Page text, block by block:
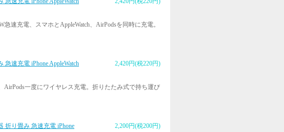
急速充電、スマホとAppleWatch、AirPodsを同時に充電。
2,420円(税220円)
急速充電 iPhone AppleWatch
AirPods一度にワイヤレス充電。折りたたみ式で持ち運び
2,200円(税200円)
折り畳み 急速充電 iPhone